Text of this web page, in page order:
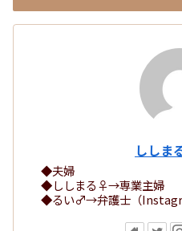
ししま
◆夫婦
◆ししまる♀→専業主婦
◆るい♂→弁護士（